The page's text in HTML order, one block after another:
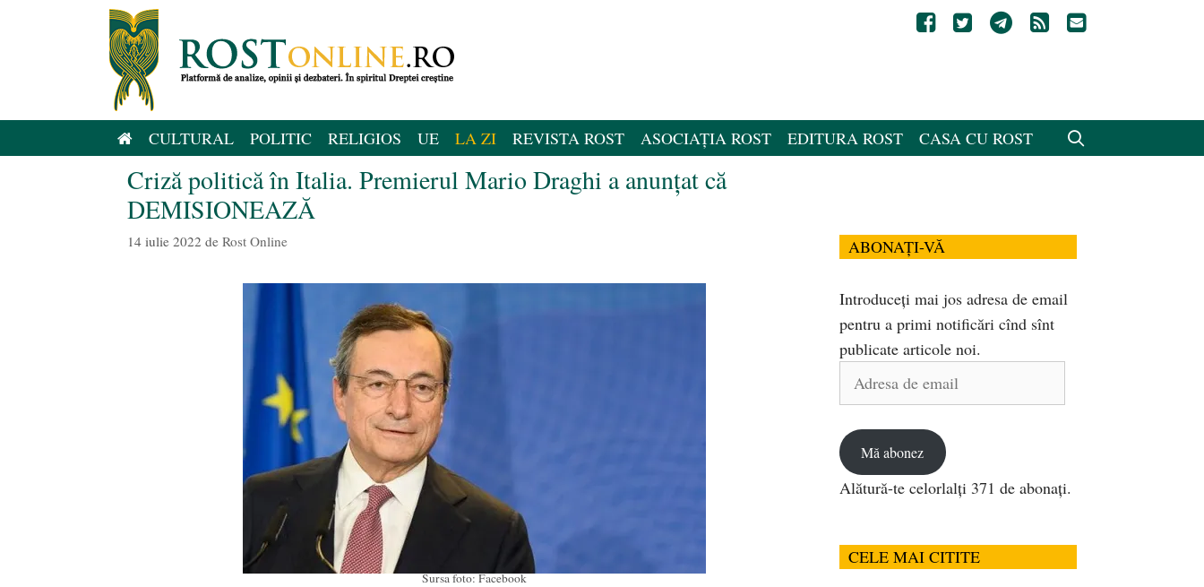
CULTURAL POLITIC RELIGIOS UE LA ZI REVISTA ROST ASOCIAȚIA ROST EDITURA ROST CASA CU ROST
Criză politică în Italia. Premierul Mario Draghi a anunţat că
DEMISIONEAZĂ
14 iulie 2022 de Rost Online
Sursa foto: Facebook
ABONAȚI-VĂ
Introduceți mai jos adresa de email
pentru a primi notificări cînd sînt
publicate articole noi.
Adresa
Mă abonez
Alătură-te celorlalți 371 de abonați.
CELE MAI CITITE